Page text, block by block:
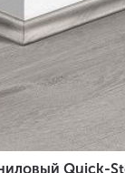
Quick-